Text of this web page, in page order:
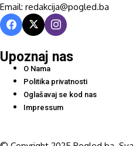
Email: redakcija@pogled.ba
Upoznaj nas
O Nama
Politika privatnosti
Oglašavaj se kod nas
Impressum